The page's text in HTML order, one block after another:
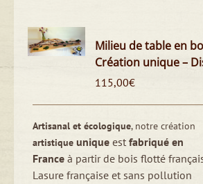
Milieu de table en
Création unique –
115,00€
Artisanal et écologique, notre création
artistiqueuniqueestfabriqué en
France à partir de bois flotté
Lasure française et sans pollution